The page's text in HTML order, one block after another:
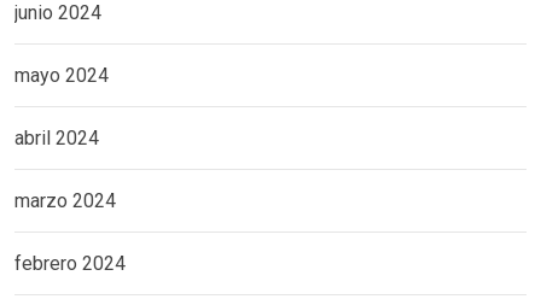
junio 2024
mayo 2024
abril 2024
marzo 2024
febrero 2024